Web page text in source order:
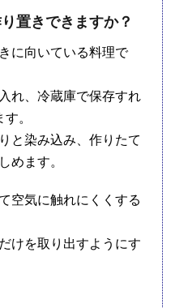
置きできますか？
に向いている料理で
れ、冷蔵庫で保存すれ
。
と染み込み、作りたて
めます。
空気に触れにくくする
けを取り出すようにす